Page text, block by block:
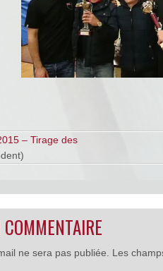
– Tirage des
ne sera pas publiée. Les